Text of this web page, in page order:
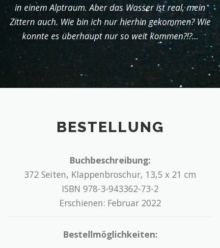
in einem Alptraum. Aber das Wasser ist real, mein
Zittern auch. Wie bin ich nur hierhin gekommen? Wie
konnte es überhaupt nur so weit kommen?!?…
BESTELLUNG
Buchbeschreibung:
372 Seiten, Klappenbroschur, 13,5 x 21 cm
ISBN 978-3-943362-73-2
Erschienen: Februar 2022
Bestellmöglichkeiten: